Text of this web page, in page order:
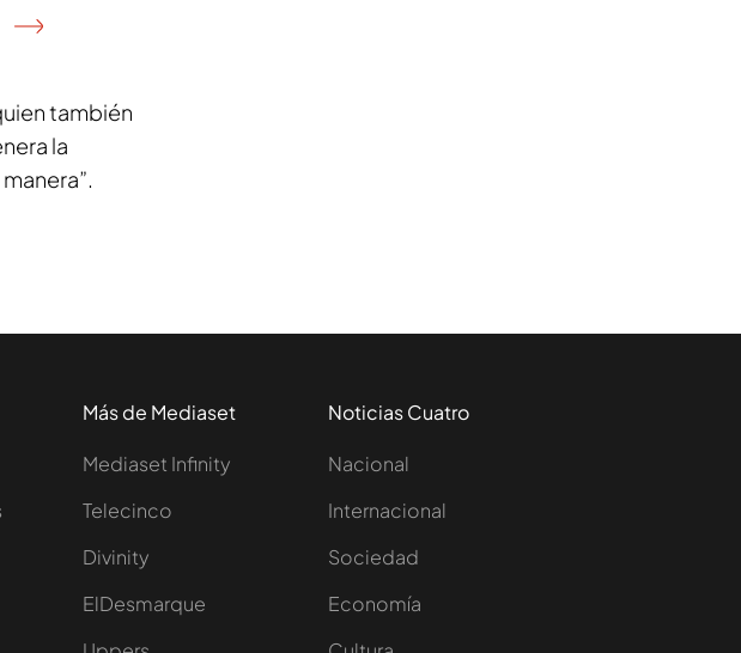
también
la
Más de Mediaset
Mediaset Infinity
Telecinco
Divinity
ElDesmarque
Noticias Cuatro
Nacional
Internacional
Sociedad
Economía